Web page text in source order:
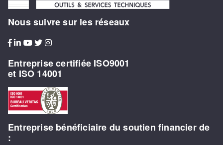
Nous suivre sur les réseaux
Entreprise certifiée ISO9001
et ISO 14001
Entreprise bénéficiaire du soutien financier de
: